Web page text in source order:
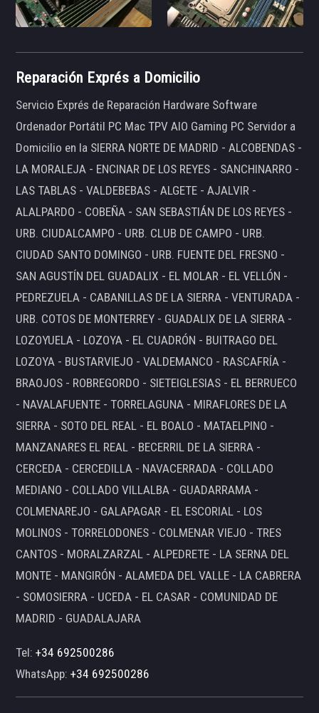
Reparación Exprés a Domicilio
Servicio Exprés de Reparación Hardware Software
Ordenador Portátil PC Mac TPV AIO Gaming PC Servidor a
Domicilio en la SIERRA NORTE DE MADRID - ALCOBENDAS -
LA MORALEJA - ENCINAR DE LOS REYES - SANCHINARRO -
LAS TABLAS - VALDEBEBAS - ALGETE - AJALVIR -
ALALPARDO - COBEÑA - SAN SEBASTIÁN DE LOS REYES -
URB. CIUDALCAMPO - URB. CLUB DE CAMPO - URB.
CIUDAD SANTO DOMINGO - URB. FUENTE DEL FRESNO -
SAN AGUSTÍN DEL GUADALIX - EL MOLAR - EL VELLÓN -
PEDREZUELA - CABANILLAS DE LA SIERRA - VENTURADA -
URB. COTOS DE MONTERREY - GUADALIX DE LA SIERRA -
LOZOYUELA - LOZOYA - EL CUADRÓN - BUITRAGO DEL
LOZOYA - BUSTARVIEJO - VALDEMANCO - RASCAFRÍA -
BRAOJOS - ROBREGORDO - SIETEIGLESIAS - EL BERRUECO
- NAVALAFUENTE - TORRELAGUNA - MIRAFLORES DE LA
SIERRA - SOTO DEL REAL - EL BOALO - MATAELPINO -
MANZANARES EL REAL - BECERRIL DE LA SIERRA -
CERCEDA - CERCEDILLA - NAVACERRADA - COLLADO
MEDIANO - COLLADO VILLALBA - GUADARRAMA -
COLMENAREJO - GALAPAGAR - EL ESCORIAL - LOS
MOLINOS - TORRELODONES - COLMENAR VIEJO - TRES
CANTOS - MORALZARZAL - ALPEDRETE - LA SERNA DEL
MONTE - MANGIRÓN - ALAMEDA DEL VALLE - LA CABRERA
- SOMOSIERRA - UCEDA - EL CASAR - COMUNIDAD DE
MADRID - GUADALAJARA
Tel:+34 692500286
WhatsApp:+34 692500286